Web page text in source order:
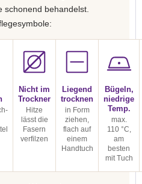
schonend behandelst.
Nicht im
Trockner
Hitze
lässt die
Fasern
verfilzen
Liegend
trocknen
in Form
ziehen,
flach auf
einem
Handtuch
Bügeln,
niedrige
Temp.
max.
110 °C,
am
besten
mit Tuch